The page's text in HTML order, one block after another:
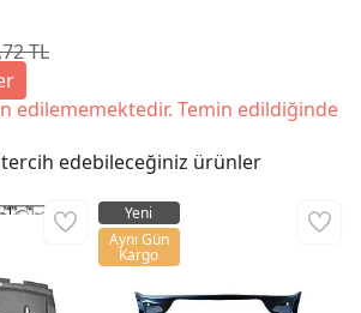
TL
edilememektedir. Temin edildiğinde
edebileceğiniz ürünler
Yeni
Aynı Gün
Kargo